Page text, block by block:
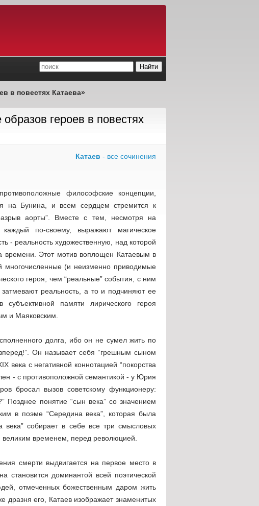
в повестях Катаева»
героев в повестях
Катаев - все сочинения
философские концепции,
на Бунина, и всем сердцем стремится к
аорты”. Вместе с тем, несмотря на
по-своему, выражают магическое
- реальность художественную, над которой
времени. Этот мотив воплощен Катаевым в
многочисленные (и неизменно приводимые
героя, чем “реальные” события, с ним
реальность, а то и подчиняют ее
памяти лирического героя
и Маяковским.
долга, ибо он не сумел жить по
Он называет себя “грешным сыном
века с негативной коннотацией “покорства
- с противоположной семантикой - у Юрия
бросал вызов советскому функционеру:
понятие “сын века” со значением
в поэме “Середина века”, которая была
века” собирает в себе все три смысловых
великим временем, перед революцией.
смерти выдвигается на первое место в
становится доминантой всей поэтической
отмеченных божественным даром жить
дразня его, Катаев изображает знаменитых